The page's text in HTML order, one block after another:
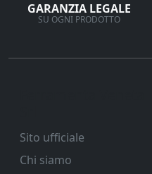
GARANZIA LEGALE
SU OGNI PRODOTTO
Sito ufficiale
Chi siamo